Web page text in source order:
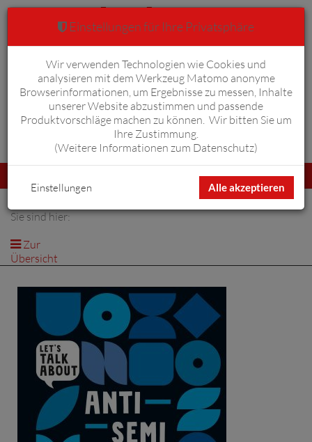
Anmelden Warenkorb 0
umschalten
Sie sind hier:
Zur
Übersicht
Einstellungen für Ihre Privatsphäre
Wir verwenden Technologien wie Cookies und
analysieren mit dem Werkzeug Matomo anonyme
Browserinformationen, um Ergebnisse zu messen, Inhalte
unserer Website abzustimmen und passende
Produktvorschläge machen zu können. Wir bitten Sie um
Ihre Zustimmung.
(Weitere Informationen zum Datenschutz)
Alle akzeptieren
Einstellungen